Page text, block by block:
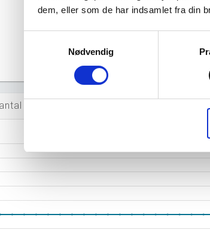
dem, eller som de har indsamlet fra din
Nødvendig
Afkastningsgrad
Overskudsgrad
Tal fra erhvervsstyrelsens
ansatte